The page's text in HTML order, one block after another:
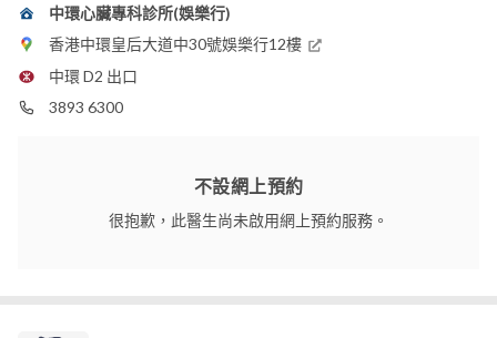
中環心臟專科診所(娛樂行)
香港中環皇后大道中30號娛樂行12樓
中環 D2 出口
3893 6300
不設網上預約
很抱歉，此醫生尚未啟用網上預約服務。